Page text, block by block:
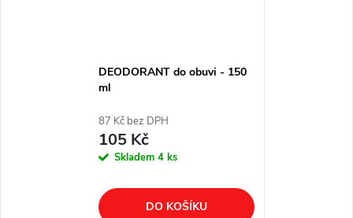
DEODORANT do obuvi - 150
ml
87 Kč bez DPH
105 Kč
Skladem 4 ks
DO KOŠÍKU